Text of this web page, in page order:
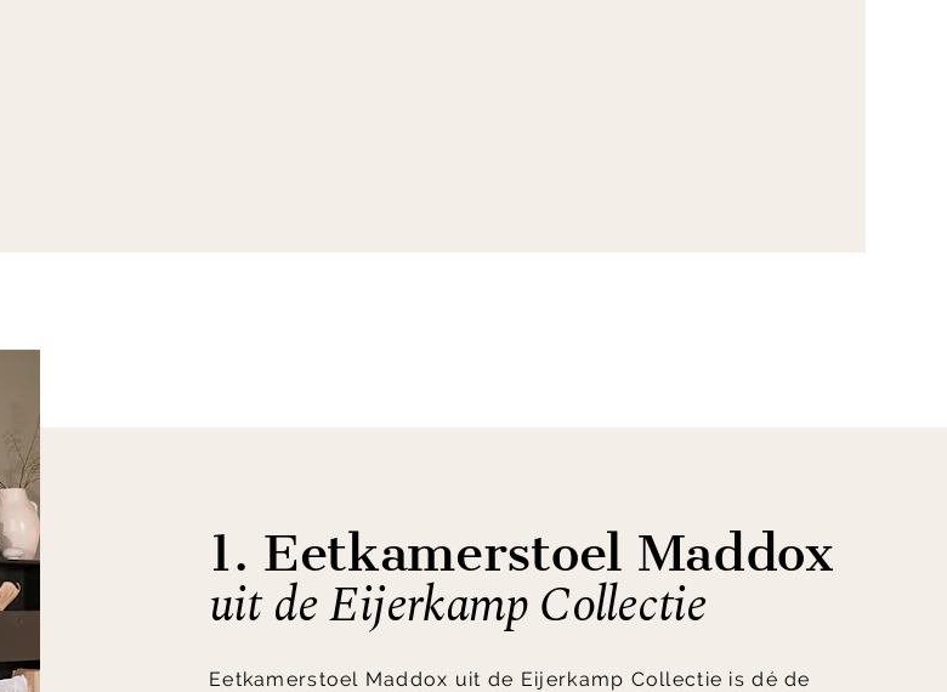
1. Eetkamerstoel Maddox
uit de Eijerkamp Collectie
Eetkamerstoel Maddox uit de Eijerkamp Collectie is dé de